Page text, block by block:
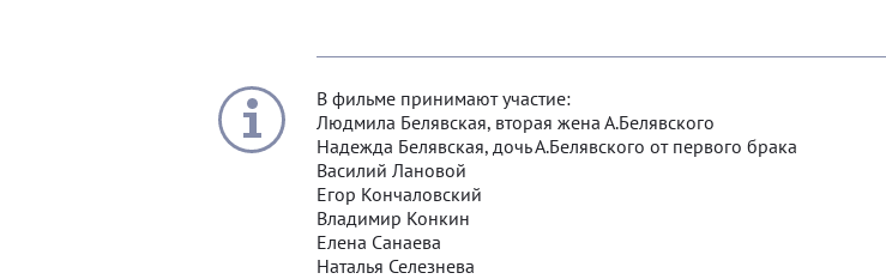
В фильме принимают участие:
Людмила Белявская, вторая жена А.Белявского
Надежда Белявская, дочь А.Белявского от первого брака
Василий Лановой
Егор Кончаловский
Владимир Конкин
Елена Санаева
Наталья Селезнева